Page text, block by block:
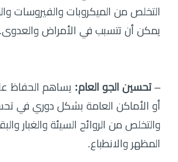
التخلص من الميكروبات والفيروسات
يمكن أن تتسبب في الأمراض والعدوى.
– تحسين الجو العام: يساهم الحفاظ
أو الأماكن العامة بشكل دوري في
والتخلص من الروائح السيئة والغبار
المظهر والانطباع.